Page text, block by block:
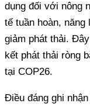
dụng đối với nông
tế tuần hoàn,
giảm phát thải.
kết phát thải ròng
tại COP26.
Điều đáng ghi